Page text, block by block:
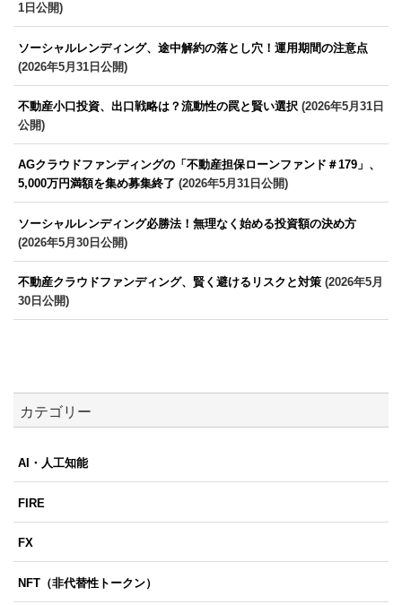
1日公開)
ソーシャルレンディング、途中解約の落とし穴！運用期間の注意点
(2026年5月31日公開)
不動産小口投資、出口戦略は？流動性の罠と賢い選択 (2026年5月31日
公開)
AGクラウドファンディングの「不動産担保ローンファンド＃179」、
5,000万円満額を集め募集終了 (2026年5月31日公開)
ソーシャルレンディング必勝法！無理なく始める投資額の決め方
(2026年5月30日公開)
不動産クラウドファンディング、賢く避けるリスクと対策 (2026年5月
30日公開)
カテゴリー
AI・人工知能
FIRE
FX
NFT（非代替性トークン）